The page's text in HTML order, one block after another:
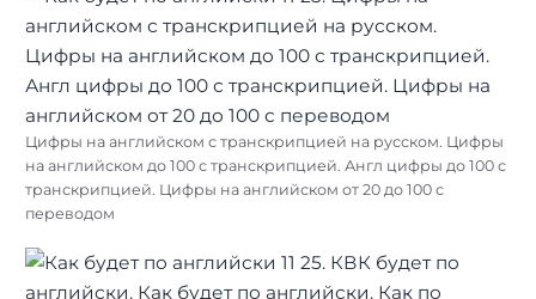
Цифры на английском с транскрипцией на русском. Цифры
на английском до 100 с транскрипцией. Англ цифры до 100 с
транскрипцией. Цифры на английском от 20 до 100 с
переводом